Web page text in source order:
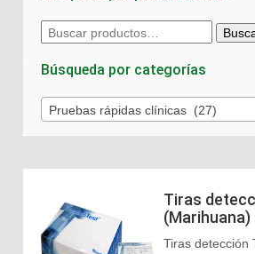
Buscar
por:
Búsqueda por categorías
Pruebas rápidas clínicas (27)
Tiras
(Marihuana)
Tiras detección